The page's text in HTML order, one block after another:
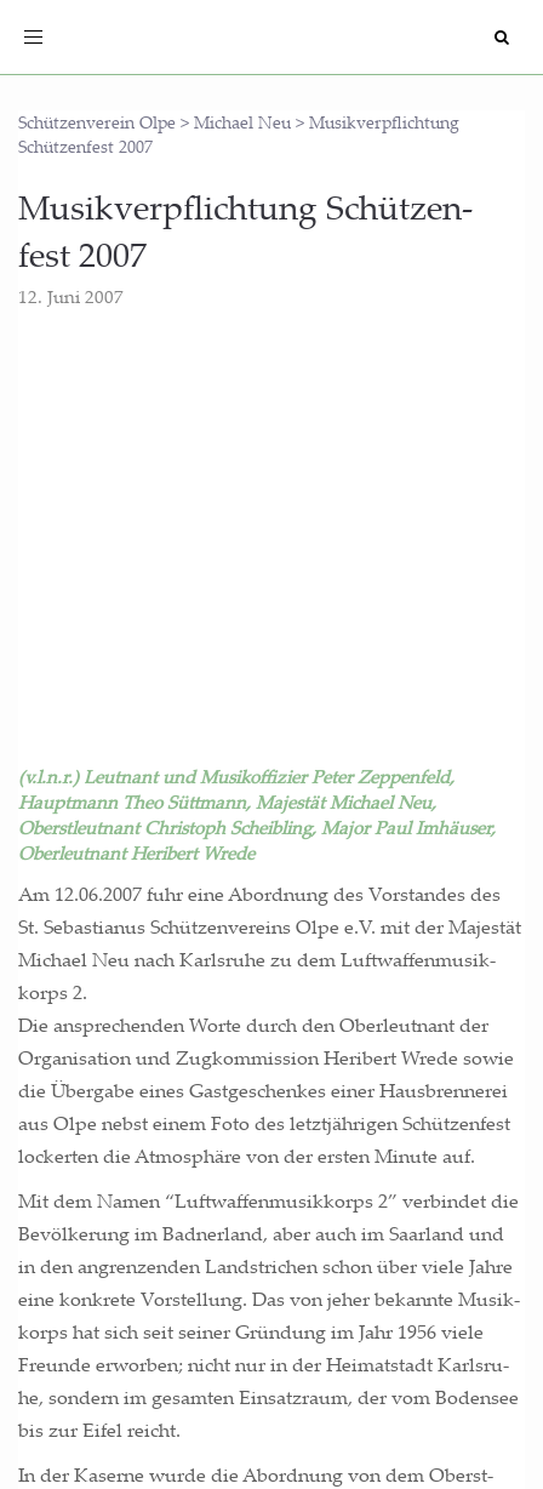
Toggle
Schützenverein Olpe > Michael Neu > Musikverpflichtung
Schützenfest 2007
Musik­ver­pflich­tung Schüt­zen­
fest 2007
12. Juni 2007
(v.l.n.r.) Leutnant und Musikoffizier Peter Zeppenfeld,
Hauptmann Theo Süttmann, Majestät Michael Neu,
Oberstleutnant Christoph Scheibling, Major Paul Imhäuser,
Oberleutnant Heribert Wrede
Am 12.06.2007 fuhr eine Abord­nung des Vor­stan­des des
St. Sebas­tia­nus Schüt­zen­ver­eins Olpe e.V. mit der Majes­tät
Micha­el Neu nach Karls­ru­he zu dem Luft­waf­fen­mu­sik­
korps 2.
Die anspre­chen­den Wor­te durch den Ober­leut­nant der
Orga­ni­sa­ti­on und Zug­kom­mis­si­on Heri­bert Wre­de sowie
die Über­ga­be eines Gast­ge­schen­kes einer Haus­bren­ne­rei
aus Olpe nebst einem Foto des letzt­jäh­ri­gen Schüt­zen­fest
locker­ten die Atmo­sphä­re von der ers­ten Minu­te auf.
Mit dem Namen “Luft­waf­fen­mu­sik­korps 2” ver­bin­det die
Bevöl­ke­rung im Bad­ner­land, aber auch im Saar­land und
in den angren­zen­den Land­stri­chen schon über vie­le Jah­re
eine kon­kre­te Vor­stel­lung. Das von jeher bekann­te Musik­
korps hat sich seit sei­ner Grün­dung im Jahr 1956 vie­le
Freun­de erwor­ben; nicht nur in der Hei­mat­stadt Karls­ru­
he, son­dern im gesam­ten Ein­satz­raum, der vom Boden­see
bis zur Eifel reicht.
In der Kaser­ne wur­de die Abord­nung von dem Oberst­